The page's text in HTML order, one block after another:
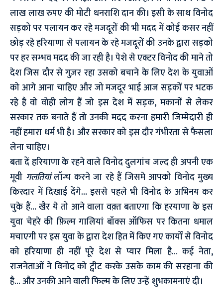
लाख लाख रुपए की मोटी धनराशि दान की। इसी के साथ विनोद
सड़को पर पलायन कर रहे मजदूरों की भी मदद में कोई कसर नहीं
छोड़ रहे हरियाणा से पलायन के रहे मजदूरों की उनके द्वारा सड़को
पर हर सम्भव मदद की जा रही है। पेशे से एक्टर विनोद की माने तो
देश जिस दौर से गुज़र रहा उसको बचाने के लिए देश के युवाओं
को आगे आना चाहिए और जो मजदूर भाई आज सड़कों पर भटक
रहे है वो वोही लोग हैं जो इस देश में सड़क, मकानों से लेकर
सरकार तक बनाते हैं तो उनकी मदद करना हमारी जिम्मेदारी ही
नहीं हमारा धर्म भी है। और सरकार को इस दौर गंभीरता से फैसला
लेना चाहिए।
बता दें हरियाणा के रहने वाले विनोद दुलगांच जल्द ही अपनी एक
मूवी गलतियांलॉन्च करने जा रहे हैं जिसमे आपको विनोद मुख्य
किरदार में दिखाई देंगे… इससे पहले भी विनोद के अभिनय कर
चुके हैं… खैर ये तो आने वाला वक़्त बताएगा कि हरयाणा के इस
युवा चेहरे की फ़िल्म गालियां बॉक्स ऑफिस पर कितना धमाल
मचाएगी पर इस युवा के द्वारा देश हित में किए गए कार्यों से विनोद
को हरियाणा ही नहीं पूरे देश से प्यार मिला है… कई नेता,
राजनेताओं ने विनोद को ट्वीट करके उसके काम की सरहाना की
है… और उनकी आने वाली फिल्म के लिए उन्हें शुभकामनाएं दी।